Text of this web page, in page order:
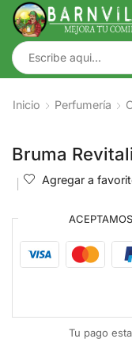
Inicio Perfumería
Bruma
Agregar a
ACEPTAMOS
Tu pago esta